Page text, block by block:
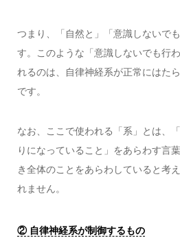
つまり、「自然と」「意識しないで
す。このような「意識しないでも行
れるのは、自律神経系が正常にはた
です。
なお、ここで使われる「系」とは、
りになっていること」をあらわす言
き全体のことをあらわしていると考
れません。
② 自律神経系が制御するもの